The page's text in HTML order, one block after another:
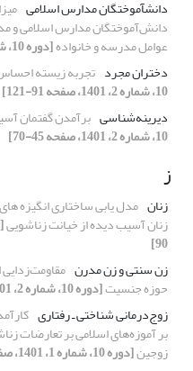
دانش‏آموختگان مدارس اسلامی
دانش‌آموختگان مدارس اسلامی و
عوامل مدرسه و خانواده[دوره 10، شماره 1، 1401، صفحه 91-116]
دختران مجرد تجربه زیسته
10، شماره 2، 1401، صفحه 91-121]
دیرینه‌شناسی برآمدن گفتمان
10، شماره 2، 1401، صفحه 45-70]
ز
زنان مدل یابی ساختاری انگیزه
زنان آسیب دیده از خیانت زناشویی
90]
زن سنتی و زن مدرن
حوزه جنسیت[دوره 10، شماره 2، 1401، صفحه 147-177]
زوج‌درمانی شناختی ـ رفتاری
بر آموزه‌های اسلامی بر تعارضات
زوجین[دوره 10، شماره 1، 1401، صفحه 117-136]